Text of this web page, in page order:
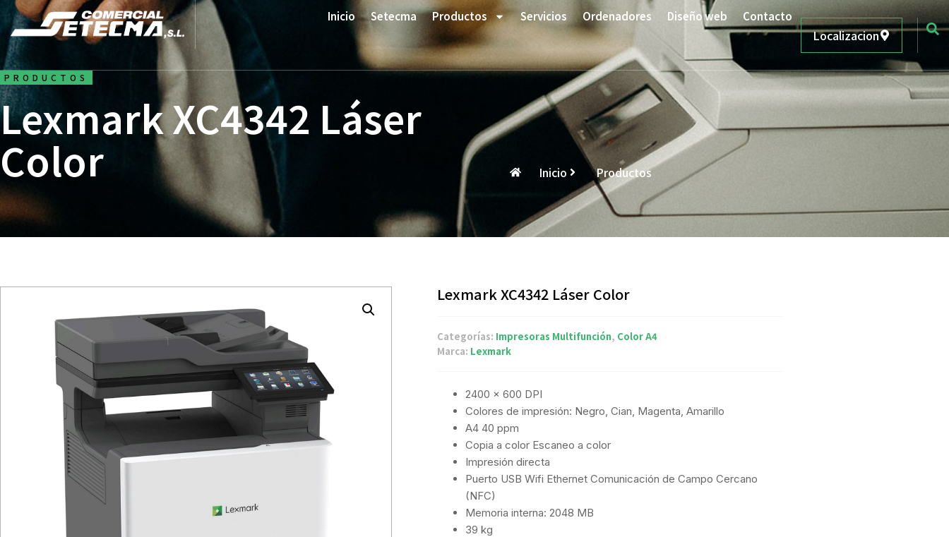
Inicio Setecma Productos Servicios Ordenadores Diseño web Contacto
Localizacion
PRODUCTOS
Lexmark XC4342 Láser
Color Inicio Productos
Lexmark XC4342 Láser Color
Categorías: Impresoras Multifunción, Color A4
Marca: Lexmark
2400 x 600 DPI
Colores de impresión: Negro, Cian, Magenta, Amarillo
A4 40 ppm
Copia a color Escaneo a color
Impresión directa
Puerto USB Wifi Ethernet Comunicación de Campo Cercano
(NFC)
Memoria interna: 2048 MB
39 kg